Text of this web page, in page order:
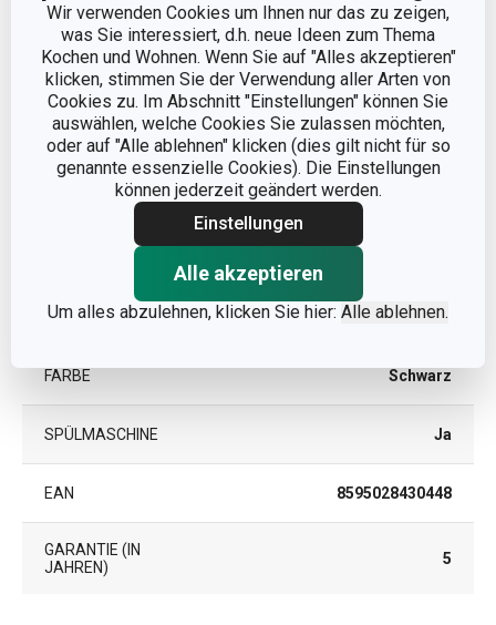
Wir verwenden Cookies um Ihnen nur das zu zeigen,
was Sie interessiert, d.h. neue Ideen zum Thema
Kochen und Wohnen. Wenn Sie auf "Alles akzeptieren"
klicken, stimmen Sie der Verwendung aller Arten von
Cookies zu. Im Abschnitt "Einstellungen" können Sie
auswählen, welche Cookies Sie zulassen möchten,
oder auf "Alle ablehnen" klicken (dies gilt nicht für so
genannte essenzielle Cookies). Die Einstellungen
können jederzeit geändert werden.
Einstellungen
Alle akzeptieren
Um alles abzulehnen, klicken Sie hier: Alle ablehnen.
Andere Parameter
KATEGORIE Messer
MATERIAL
Kunststoff, rostfreier
PRODUKTART Schnitzmesser
PRODUKTLINIE HOME PROFI
FARBE Schwarz
SPÜLMASCHINE Ja
EAN 8595028430448
GARANTIE (IN
JAHREN)
5